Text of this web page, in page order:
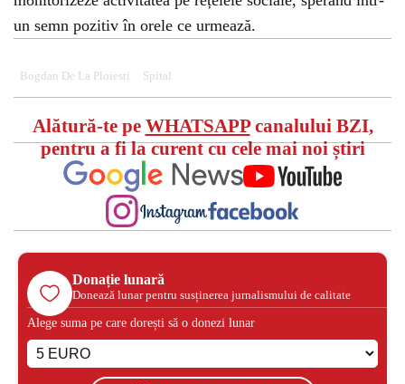
un semn pozitiv în orele ce urmează.
Bogdan De La Ploiesti Spital
Alătură-te pe WHATSAPPcanalului BZI,
pentru a fi la curent cu cele mai noi știri
Donație lunară
Donează lunar pentru susținerea jurnalismului de calitate
Alege suma pe care dorești să o donezi lunar